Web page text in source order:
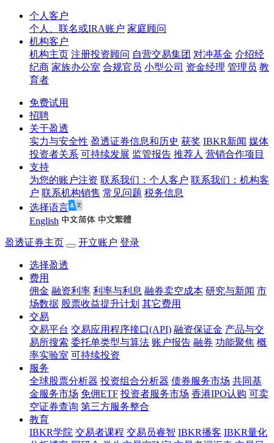
个人客户
个人、联名或IRA账户 家庭顾问
机构客户
机构主页 注册投资顾问 自营交易集团 对冲基金 介绍经
纪商 家族办公室 合规官员 小型公司 资金经理 管理员 教
育者
免费试用
招聘
关于盈透
实力与安全性 盈透证券信息和历史 获奖 IBKR新闻 媒体
投资者关系 可持续发展 监管报告 推荐人 营销合作项目
支持
为您的账户注资 联系我们：个人客户 联系我们：机构客
户 联系机构销售 常见问题 税务信息
选择语言
English
盈透证券主页 开立账户 登录
选择盈透
费用
佣金 融资利率 利率与利息 融券卖空成本 研究与新闻 市
场数据 股票收益提升计划 其它费用
交易
交易平台 交易应用程序接口(API) 融资保证金 产品与交
易所搜索 委托单类型与算法 账户报告 融券 功能聚焦 概
率实验室 可持续投资
服务
全球股票分析器 投资组合分析器 债券服务市场 共同基
金服务市场 免佣ETF 投资者服务市场 香港IPO认购 可卖
空证券查询 第三方服务整合
教育
IBKR学院 交易者课程 交易员睿智 IBKR播客 IBKR量化